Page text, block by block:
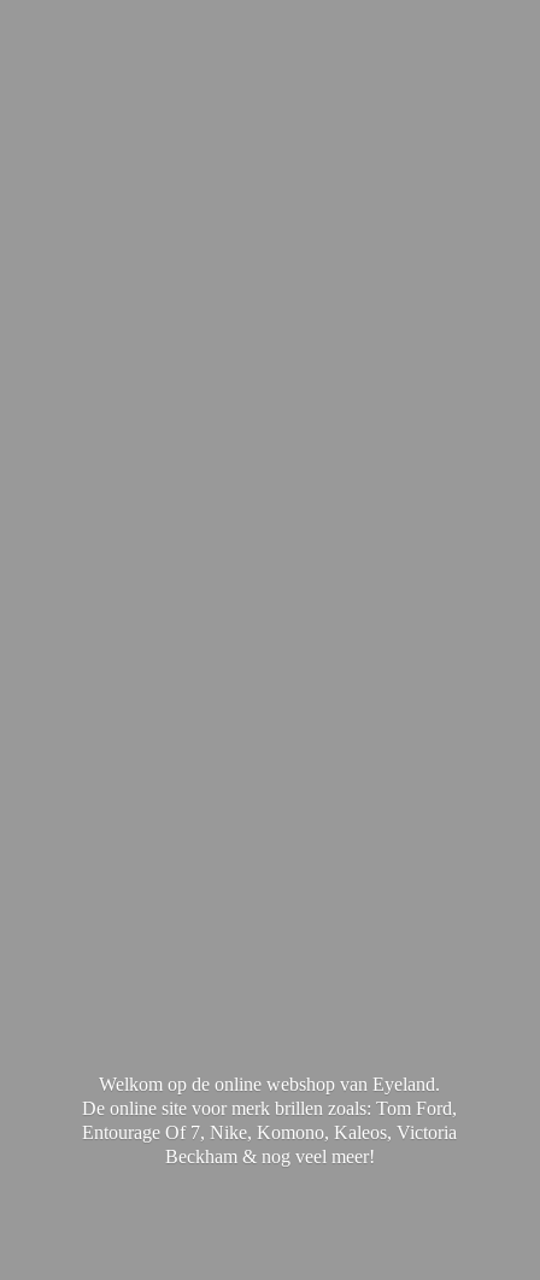
Welkom op de online webshop van Eyeland.
De online site voor merk brillen zoals: Tom Ford,
Entourage Of 7, Nike, Komono, Kaleos, Victoria
Beckham & nog veel meer!